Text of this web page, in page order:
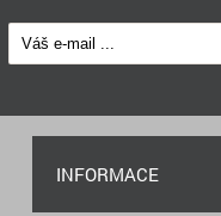
INFORMACE